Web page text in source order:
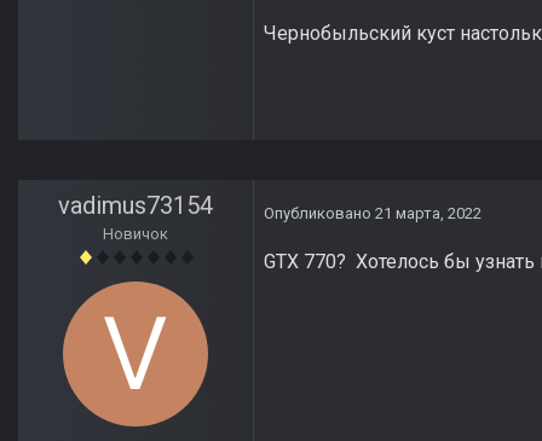
Чернобыльский куст
vadimus73154
Новичок
Опубликовано 21 марта, 2022
GTX 770? Хотелось бы узнать